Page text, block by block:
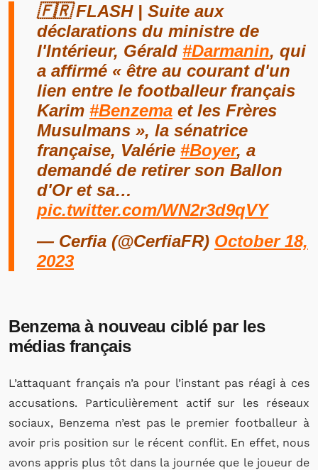
🇫🇷 FLASH | Suite aux
déclarations du ministre de
l'Intérieur, Gérald #Darmanin, qui
a affirmé « être au courant d'un
lien entre le footballeur français
Karim #Benzema et les Frères
Musulmans », la sénatrice
française, Valérie #Boyer, a
demandé de retirer son Ballon
d'Or et sa…
pic.twitter.com/WN2r3d9qVY
— Cerfia (@CerfiaFR) October 18,
2023
Benzema à nouveau ciblé par les
médias français
L’attaquant français n’a pour l’instant pas réagi à ces
accusations. Particulièrement actif sur les réseaux
sociaux, Benzema n’est pas le premier footballeur à
avoir pris position sur le récent conflit. En effet, nous
avons appris plus tôt dans la journée que le joueur de